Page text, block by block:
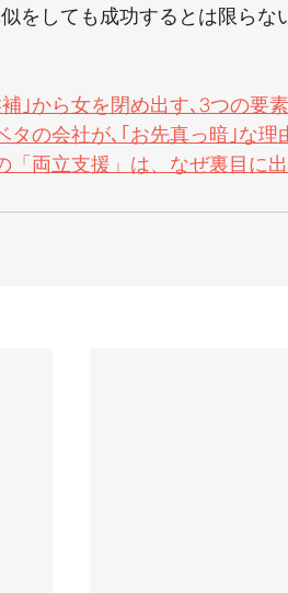
しても成功するとは限らな
｣から女を閉め出す､3つの要素
タの会社が､｢お先真っ暗｣な理
「両立支援」は、なぜ裏目に